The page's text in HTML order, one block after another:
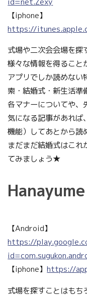
【iphone】
https://
式場や二次会会場を探
様々な情報を得ること
アプリでしか読めな
索・結婚式・新生活準
各マナーについてや、
気になる記事があれば
機能）してあとから読
まだまだ結婚式はこれ
てみましょう★
【Android】
https://
【iphone】https://
式場を探すことはもち